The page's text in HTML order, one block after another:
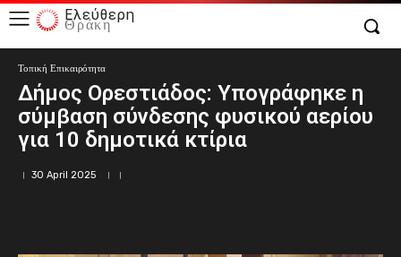
Ελεύθερη
Θράκη
Τοπική Επικαιρότητα
Δήμος Ορεστιάδος: Υπογράφηκε η
σύμβαση σύνδεσης φυσικού αερίου
για 10 δημοτικά κτίρια
30 April 2025